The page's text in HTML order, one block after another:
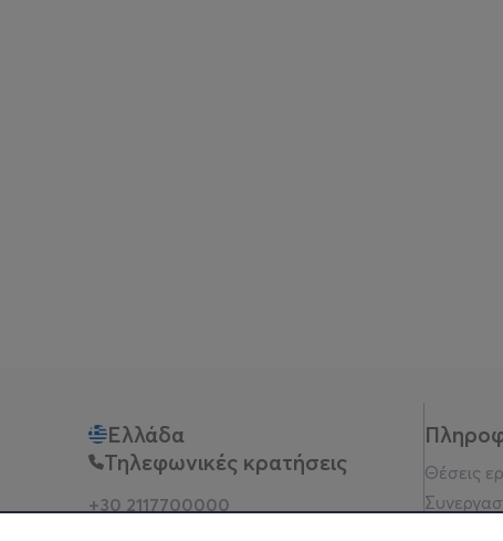
Ελλάδα
Τηλεφωνικές κρατήσεις
+30 2117700000
Θέσεις